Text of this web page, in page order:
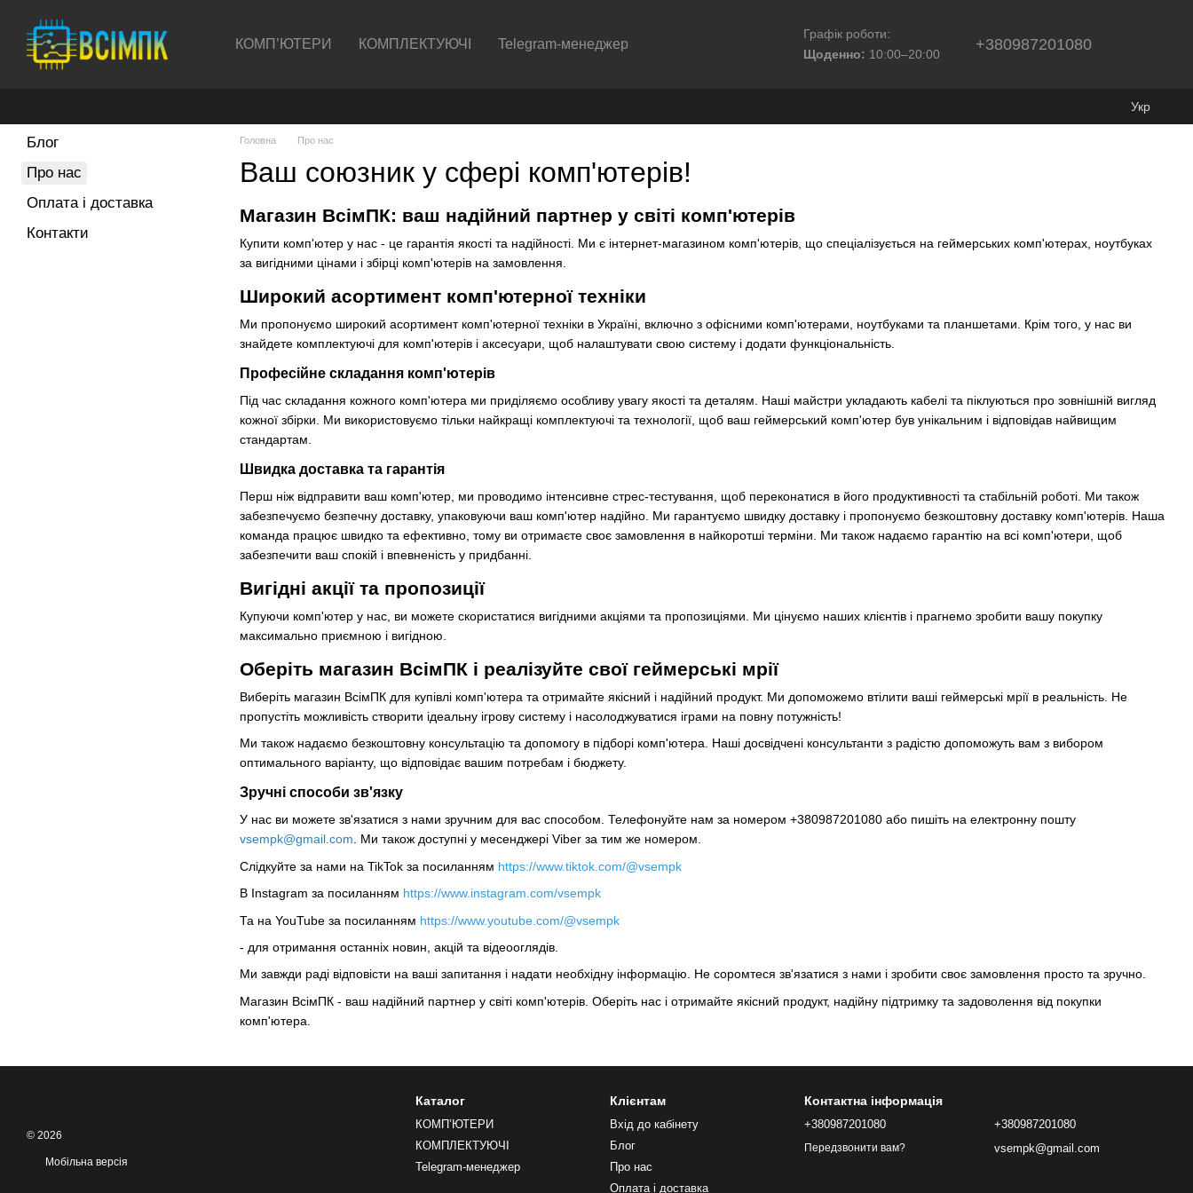
КОМП’ЮТЕРИ КОМПЛЕКТУЮЧІ Telegram-менеджер
Графік роботи:
Щоденно: 10:00–20:00
+380987201080
Укр
Головна Про нас
Ваш союзник у сфері комп'ютерів!
Магазин ВсімПК: ваш надійний партнер у світі комп'ютерів
Купити комп'ютер у нас - це гарантія якості та надійності. Ми є інтернет-магазином комп'ютерів, що спеціалізується на геймерських комп'ютерах, ноутбуках
за вигідними цінами і збірці комп'ютерів на замовлення.
Широкий асортимент комп'ютерної техніки
Ми пропонуємо широкий асортимент комп'ютерної техніки в Україні, включно з офісними комп'ютерами, ноутбуками та планшетами. Крім того, у нас ви
знайдете комплектуючі для комп'ютерів і аксесуари, щоб налаштувати свою систему і додати функціональність.
Професійне складання комп'ютерів
Під час складання кожного комп'ютера ми приділяємо особливу увагу якості та деталям. Наші майстри укладають кабелі та піклуються про зовнішній вигляд
кожної збірки. Ми використовуємо тільки найкращі комплектуючі та технології, щоб ваш геймерський комп'ютер був унікальним і відповідав найвищим
стандартам.
Швидка доставка та гарантія
Перш ніж відправити ваш комп'ютер, ми проводимо інтенсивне стрес-тестування, щоб переконатися в його продуктивності та стабільній роботі. Ми також
забезпечуємо безпечну доставку, упаковуючи ваш комп'ютер надійно. Ми гарантуємо швидку доставку і пропонуємо безкоштовну доставку комп'ютерів. Наша
команда працює швидко та ефективно, тому ви отримаєте своє замовлення в найкоротші терміни. Ми також надаємо гарантію на всі комп'ютери, щоб
забезпечити ваш спокій і впевненість у придбанні.
Вигідні акції та пропозиції
Купуючи комп'ютер у нас, ви можете скористатися вигідними акціями та пропозиціями. Ми цінуємо наших клієнтів і прагнемо зробити вашу покупку
максимально приємною і вигідною.
Оберіть магазин ВсімПК і реалізуйте свої геймерські мрії
Виберіть магазин ВсімПК для купівлі комп'ютера та отримайте якісний і надійний продукт. Ми допоможемо втілити ваші геймерські мрії в реальність. Не
пропустіть можливість створити ідеальну ігрову систему і насолоджуватися іграми на повну потужність!
Ми також надаємо безкоштовну консультацію та допомогу в підборі комп'ютера. Наші досвідчені консультанти з радістю допоможуть вам з вибором
оптимального варіанту, що відповідає вашим потребам і бюджету.
Зручні способи зв'язку
У нас ви можете зв'язатися з нами зручним для вас способом. Телефонуйте нам за номером +380987201080 або пишіть на електронну пошту
vsempk@gmail.com. Ми також доступні у месенджері Viber за тим же номером.
Слідкуйте за нами на TikTok за посиланням https://www.tiktok.com/@vsempk
В Instagram за посиланням https://www.instagram.com/vsempk
Та на YouTube за посиланням https://www.youtube.com/@vsempk
- для отримання останніх новин, акцій та відеооглядів.
Ми завжди раді відповісти на ваші запитання і надати необхідну інформацію. Не соромтеся зв'язатися з нами і зробити своє замовлення просто та зручно.
Магазин ВсімПК - ваш надійний партнер у світі комп'ютерів. Оберіть нас і отримайте якісний продукт, надійну підтримку та задоволення від покупки
комп'ютера.
Блог
Про нас
Оплата і доставка
Контакти
© 2026
Мобільна версія
Каталог
КОМП’ЮТЕРИ
КОМПЛЕКТУЮЧІ
Telegram-менеджер
Клієнтам
Вхід до кабінету
Блог
Про нас
Оплата і доставка
Контактна інформація
+380987201080
Передзвонити вам?
+380987201080
vsempk@gmail.com